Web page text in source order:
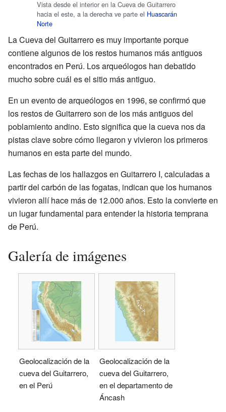
Vista desde el interior en la Cueva de Guitarrero
hacia el este, a la derecha ve parte el Huascarán
Norte
La Cueva del Guitarrero es muy importante porque
contiene algunos de los restos humanos más antiguos
encontrados en Perú. Los arqueólogos han debatido
mucho sobre cuál es el sitio más antiguo.
En un evento de arqueólogos en 1996, se confirmó que
los restos de Guitarrero son de los más antiguos del
poblamiento andino. Esto significa que la cueva nos da
pistas clave sobre cómo llegaron y vivieron los primeros
humanos en esta parte del mundo.
Las fechas de los hallazgos en Guitarrero I, calculadas a
partir del carbón de las fogatas, indican que los humanos
vivieron allí hace más de 12.000 años. Esto la convierte en
un lugar fundamental para entender la historia temprana
de Perú.
Galería de imágenes
Geolocalización de la
cueva del Guitarrero,
en el Perú
Geolocalización de la
cueva del Guitarrero,
en el departamento de
Áncash